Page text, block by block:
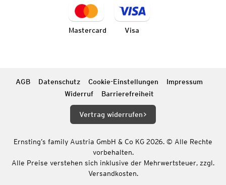
Mastercard Visa
AGB Datenschutz Cookie-Einstellungen
Impressum
Widerruf
Barrierefreiheit
Vertrag widerrufen
Ernsting’s family Austria GmbH & Co KG 2026. © Alle Rechte
vorbehalten.
Alle Preise verstehen sich inklusive der Mehrwertsteuer, zzgl.
Versandkosten.